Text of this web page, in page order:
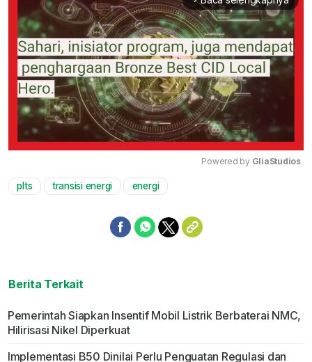
Powered by GliaStudios
plts transisi energi energi
Berita Terkait
Pemerintah Siapkan Insentif Mobil Listrik Berbaterai NMC,
Hilirisasi Nikel Diperkuat
Implementasi B50 Dinilai Perlu Penguatan Regulasi dan